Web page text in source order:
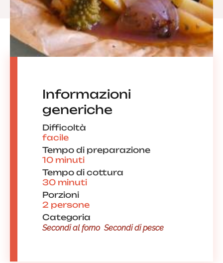
Informazioni
generiche
Difficoltà
facile
Tempo di preparazione
10 minuti
Tempo di cottura
30 minuti
Porzioni
2 persone
Categoria
Secondi al forno Secondi di pesce